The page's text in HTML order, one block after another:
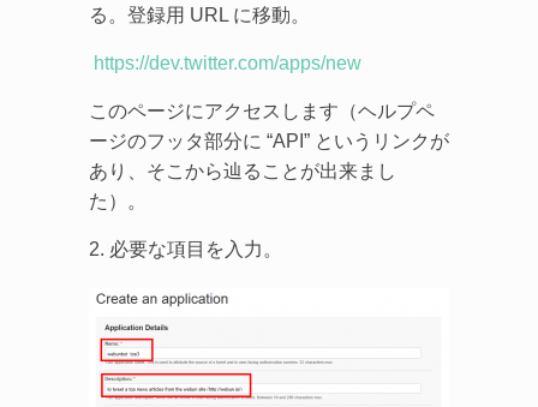
る。登録用 URL に移動。
https://dev.twitter.com/apps/new
このページにアクセスします（ヘルプペ
ージのフッタ部分に “API” というリンクが
あり、そこから辿ることが出来まし
た）。
2. 必要な項目を入力。